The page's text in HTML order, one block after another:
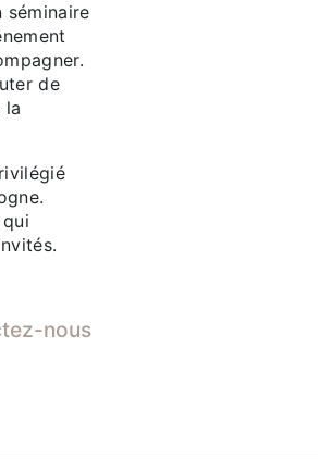
séminaire
de
la
nous